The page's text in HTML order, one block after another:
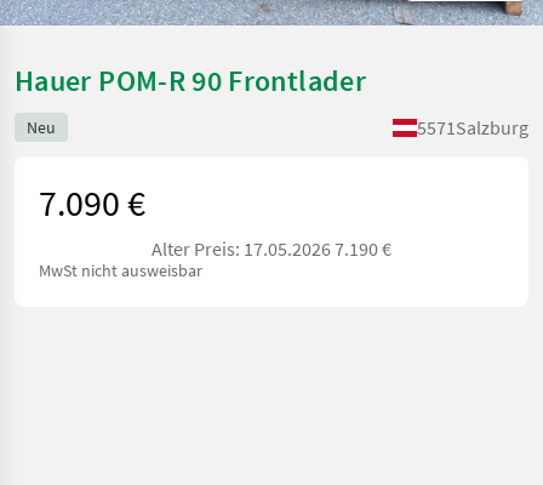
Hauer POM-R 90 Frontlader
Neu 5571Salzburg
7.090 €
Alter Preis: 17.05.2026 7.190 €
MwSt nicht ausweisbar